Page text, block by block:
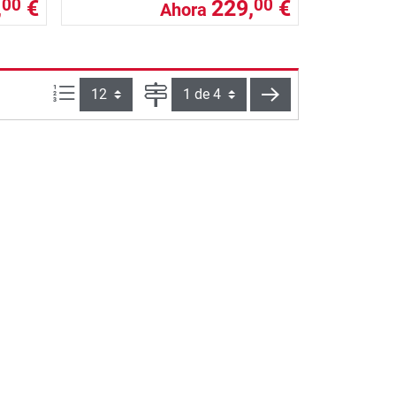
00 € Ahora 229,00 €
Artículos por página:
Página siguiente